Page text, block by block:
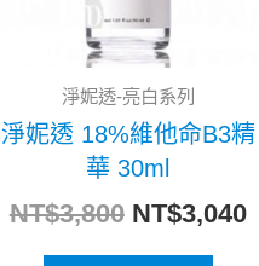
淨妮透-亮白系列
淨妮透 18%維他命B3精
華 30ml
NT$3,800 NT$3,040